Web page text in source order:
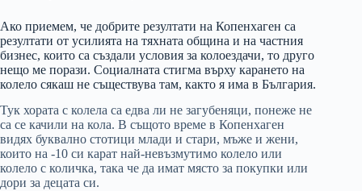
Ако приемем, че добрите резултати на Копенхаген са
резултати от усилията на тяхната община и на частния
бизнес, които са създали условия за колоездачи, то друго
нещо ме порази. Социалната стигма върху карането на
колело сякаш не съществува там, както я има в България.
Тук хората с колела са едва ли не загубеняци, понеже не
са се качили на кола. В същото време в Копенхаген
видях буквално стотици млади и стари, мъже и жени,
които на -10 си карат най-невъзмутимо колело или
колело с количка, така че да имат място за покупки или
дори за децата си.